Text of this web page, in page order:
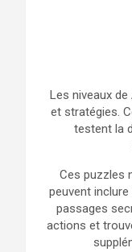
Les niveaux de
et stratégies.
testent la
Ces puzzles
peuvent
passages
actions et